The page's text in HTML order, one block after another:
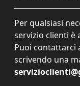
Per qualsiasi
servizio clienti è
Puoi contattarci
scrivendo una